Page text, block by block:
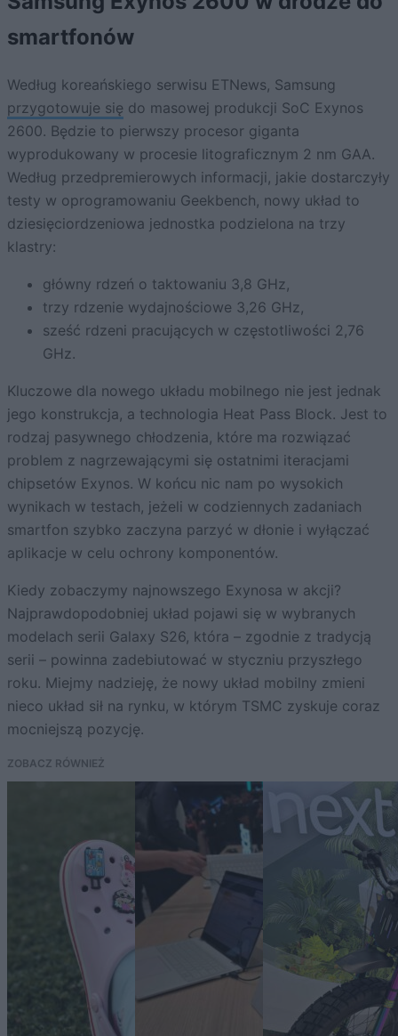
smartfonów
Według koreańskiego serwisu ETNews, Samsung
przygotowuje się do masowej produkcji SoC Exynos
2600. Będzie to pierwszy procesor giganta
wyprodukowany w procesie litograficznym 2 nm GAA.
Według przedpremierowych informacji, jakie dostarczyły
testy w oprogramowaniu Geekbench, nowy układ to
dziesięciordzeniowa jednostka podzielona na trzy
klastry:
główny rdzeń o taktowaniu 3,8 GHz,
trzy rdzenie wydajnościowe 3,26 GHz,
sześć rdzeni pracujących w częstotliwości 2,76
GHz.
Kluczowe dla nowego układu mobilnego nie jest jednak
jego konstrukcja, a technologia Heat Pass Block. Jest to
rodzaj pasywnego chłodzenia, które ma rozwiązać
problem z nagrzewającymi się ostatnimi iteracjami
chipsetów Exynos. W końcu nic nam po wysokich
wynikach w testach, jeżeli w codziennych zadaniach
smartfon szybko zaczyna parzyć w dłonie i wyłączać
aplikacje w celu ochrony komponentów.
Kiedy zobaczymy najnowszego Exynosa w akcji?
Najprawdopodobniej układ pojawi się w wybranych
modelach serii Galaxy S26, która – zgodnie z tradycją
serii – powinna zadebiutować w styczniu przyszłego
roku. Miejmy nadzieję, że nowy układ mobilny zmieni
nieco układ sił na rynku, w którym TSMC zyskuje coraz
mocniejszą pozycję.
ZOBACZ RÓWNIEŻ